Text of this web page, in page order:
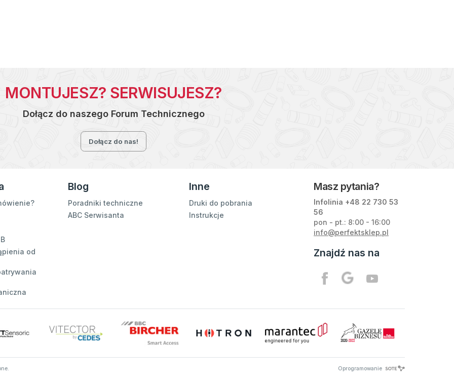
MONTUJESZ? SERWISUJESZ?
Dołącz do naszego Forum Technicznego
Dołącz do nas!
od
Blog
Poradniki techniczne
ABC Serwisanta
Inne
Druki do pobrania
Instrukcje
Masz pytania?
Infolinia +48 22 730 53
56
pon - pt.: 8:00 - 16:00
info@perfektsklep.pl
Znajdź nas na
Oprogramowanie